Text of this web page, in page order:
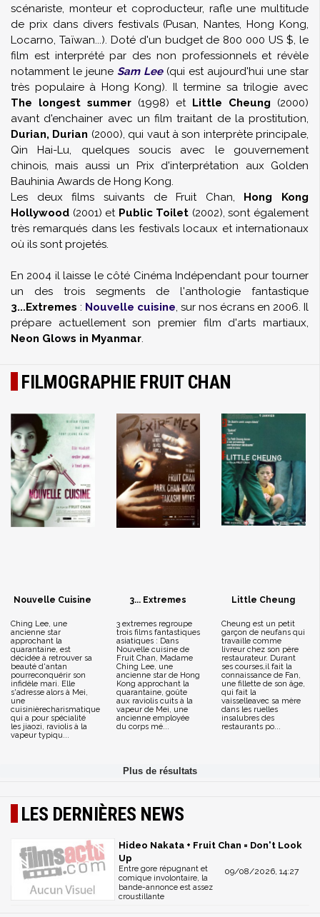
scénariste, monteur et coproducteur, rafle une multitude
de prix dans divers festivals (Pusan, Nantes, Hong Kong,
Locarno, Taïwan...). Doté d'un budget de 800 000 US $, le
film est interprété par des non professionnels et révèle
notamment le jeune Sam Lee(qui est aujourd'hui une star
très populaire à Hong Kong). Il termine sa trilogie avec
The longest summer (1998) et Little Cheung (2000)
avant d'enchainer avec un film traitant de la prostitution,
Durian, Durian (2000), qui vaut à son interprète principale,
Qin Hai-Lu, quelques soucis avec le gouvernement
chinois, mais aussi un Prix d'interprétation aux Golden
Bauhinia Awards de Hong Kong.
Les deux films suivants de Fruit Chan, Hong Kong
Hollywood (2001) et Public Toilet (2002), sont également
très remarqués dans les festivals locaux et internationaux
où ils sont projetés.
En 2004 il laisse le côté Cinéma Indépendant pour tourner
un des trois segments de l'anthologie fantastique
3...Extremes : Nouvelle cuisine, sur nos écrans en 2006. Il
prépare actuellement son premier film d'arts martiaux,
Neon Glows in Myanmar.
FILMOGRAPHIE FRUIT CHAN
Nouvelle Cuisine
Ching Lee, une
ancienne star
approchant la
quarantaine, est
décidée à retrouver sa
beauté d'antan
pourreconquérir son
infidèle mari. Elle
s'adresse alors à Mei,
une
cuisinièrecharismatique
qui a pour spécialité
les jiaozi, raviolis à la
vapeur typiqu...
3... Extremes
3 extremes regroupe
trois films fantastiques
asiatiques : Dans
Nouvelle cuisine de
Fruit Chan, Madame
Ching Lee, une
ancienne star de Hong
Kong approchant la
quarantaine, goûte
aux raviolis cuits à la
vapeur de Mei, une
ancienne employée
du corps mé...
Little Cheung
Cheung est un petit
garçon de neufans qui
travaille comme
livreur chez son père
restaurateur. Durant
ses courses,il fait la
connaissance de Fan,
une fillette de son âge,
qui fait la
vaisselleavec sa mère
dans les ruelles
insalubres des
restaurants po...
LES DERNIÈRES NEWS
Hideo Nakata + Fruit Chan = Don't Look
Up
09/08/2026, 14:27
Entre gore répugnant et
comique involontaire, la
bande-annonce est assez
croustillante